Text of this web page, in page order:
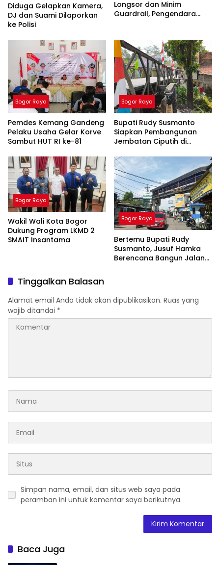
Diduga Gelapkan Kamera,
DJ dan Suami Dilaporkan
ke Polisi
Longsor dan Minim
Guardrail, Pengendara
Bogor Raya
Pemdes Kemang Gandeng
Pelaku Usaha Gelar Korve
Sambut HUT RI ke-81
Bogor Raya
Bupati Rudy Susmanto
Siapkan Pembangunan
Jembatan Ciputih di
Disusun
Bogor Raya
Wakil Wali Kota Bogor
Dukung Program LKMD 2
SMAIT Insantama
Bogor Raya
Bertemu Bupati Rudy
Susmanto, Jusuf Hamka
Berencana Bangun Jalan
Tinggalkan Balasan
Alamat email Anda tidak akan dipublikasikan. Ruas yang
wajib ditandai *
Simpan nama, email, dan situs web saya pada
peramban ini untuk komentar saya berikutnya.
Baca Juga